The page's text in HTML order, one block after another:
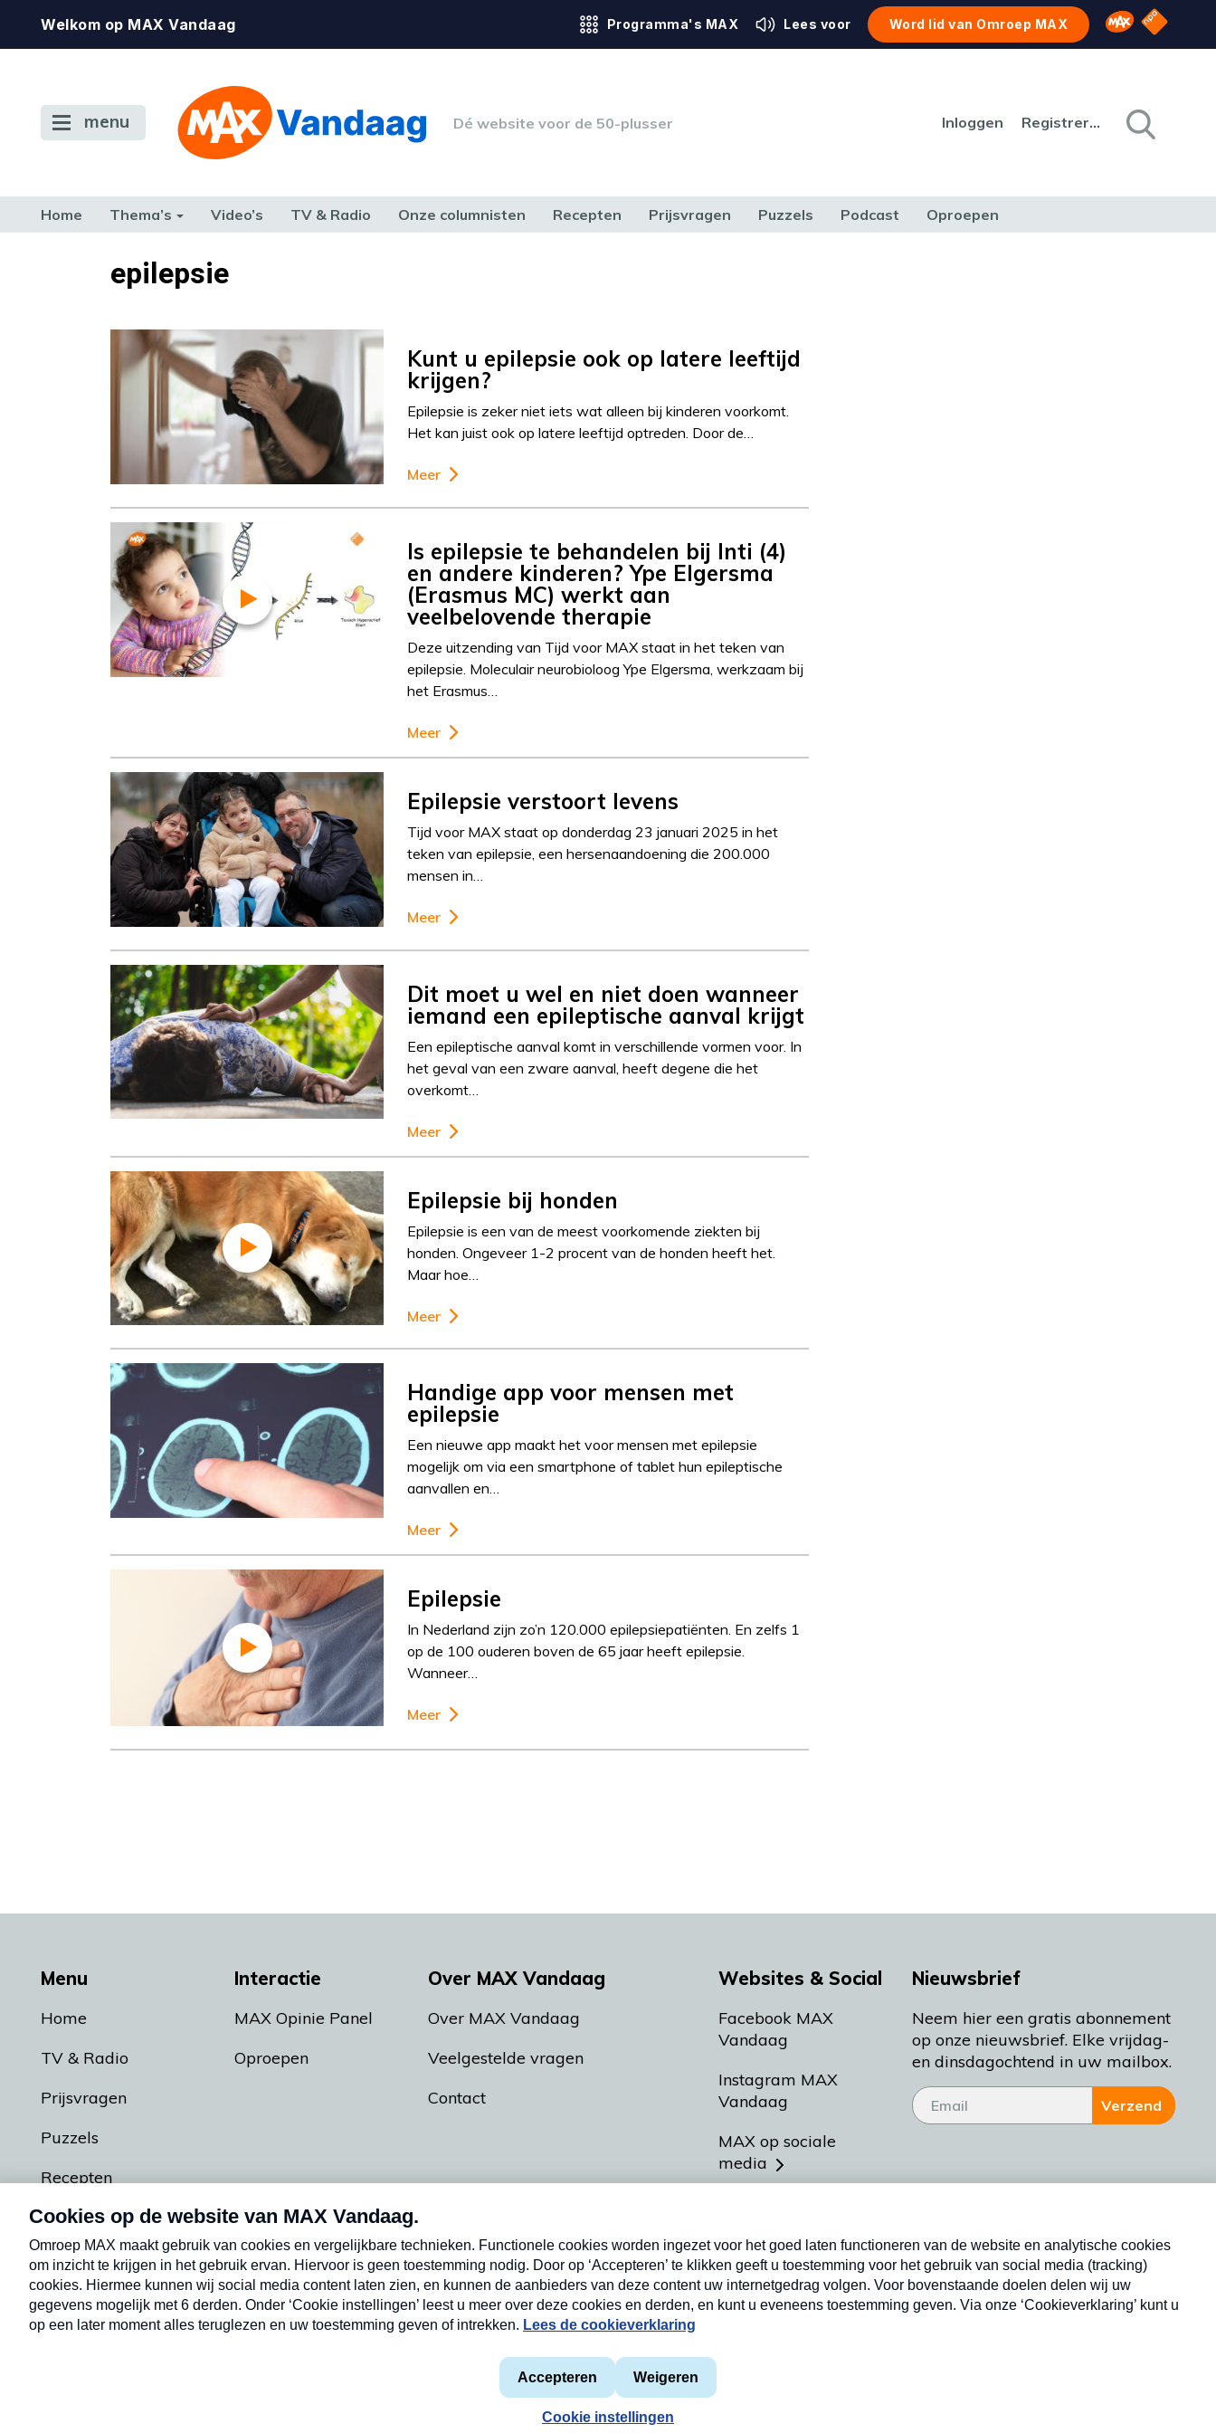
Welkom op MAX Vandaag Programma's MAX Lees voor Word lid van Omroep MAX Omroep MAX
NPO
menu Dé website voor de 50-plusser Inloggen Registreren
Home Thema’s Video’s TV & Radio Onze columnisten Recepten Prijsvragen Puzzels Podcast Oproepen
TERUG NAAR TOENepilepsie
Kunt u epilepsie ook op latere leeftijd
krijgen?
Epilepsie is zeker niet iets wat alleen bij kinderen voorkomt.
Het kan juist ook op latere leeftijd optreden. Door de…
Meer
Is epilepsie te behandelen bij Inti (4)
en andere kinderen? Ype Elgersma
(Erasmus MC) werkt aan
veelbelovende therapie
Deze uitzending van Tijd voor MAX staat in het teken van
epilepsie. Moleculair neurobioloog Ype Elgersma, werkzaam bij
het Erasmus…
Meer
Epilepsie verstoort levens
Tijd voor MAX staat op donderdag 23 januari 2025 in het
teken van epilepsie, een hersenaandoening die 200.000
mensen in…
Meer
Dit moet u wel en niet doen wanneer
iemand een epileptische aanval krijgt
Een epileptische aanval komt in verschillende vormen voor. In
het geval van een zware aanval, heeft degene die het
overkomt…
Meer
Epilepsie bij honden
Epilepsie is een van de meest voorkomende ziekten bij
honden. Ongeveer 1-2 procent van de honden heeft het.
Maar hoe…
Meer
Handige app voor mensen met
epilepsie
Een nieuwe app maakt het voor mensen met epilepsie
mogelijk om via een smartphone of tablet hun epileptische
aanvallen en…
Meer
Epilepsie
In Nederland zijn zo’n 120.000 epilepsiepatiënten. En zelfs 1
op de 100 ouderen boven de 65 jaar heeft epilepsie.
Wanneer…
Meer
Menu
Home
TV & Radio
Prijsvragen
Puzzels
Recepten
Podcasts
Interactie
MAX Opinie Panel
Oproepen
Over MAX Vandaag
Over MAX Vandaag
Veelgestelde vragen
Contact
Websites & Social
Facebook MAX
Vandaag
Instagram MAX
Vandaag
MAX op sociale
media
Meldpunt Actueel
Heel Holland Bakt
Nieuwsbrief
Neem hier een gratis abonnement
op onze nieuwsbrief. Elke vrijdag-
en dinsdagochtend in uw mailbox.
Verzend
Privacyverklaring
Cookieverklaring
Nieuwsbrief
Neem hier een gratis abonnement op onze